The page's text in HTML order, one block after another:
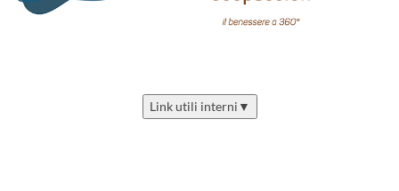
Link utili interni ▼